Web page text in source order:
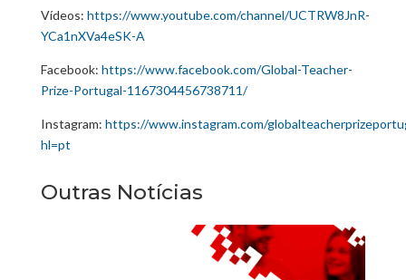
Vídeos: https://www.youtube.com/channel/UCTRW8JnR-
YCa1nXVa4eSK-A
Facebook: https://www.facebook.com/Global-Teacher-
Prize-Portugal-1167304456738711/
Instagram: https://www.instagram.com/
hl=pt
Outras Notícias